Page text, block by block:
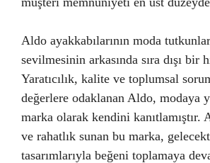
Aldo ayakkabılarının moda
sevilmesinin arkasında sıra dışı bir
Yaratıcılık, kalite ve toplumsal
değerlere odaklanan Aldo, modaya
marka olarak kendini kanıtlamıştır.
ve rahatlık sunan bu marka,
tasarımlarıyla beğeni toplamaya